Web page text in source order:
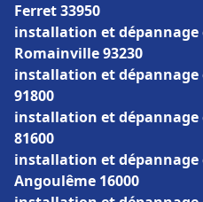
Ferret 33950
installation et dépannage
Romainville 93230
installation et dépannage
91800
installation et dépannage
81600
installation et dépannage
Angoulême 16000